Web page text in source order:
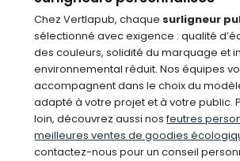
Chez Vertlapub, chaque surligneur
sélectionné avec exigence : qualité
des couleurs, solidité du marquage et
environnemental réduit. Nos équipes
accompagnent dans le choix du
adapté à votre projet et à votre public.
loin, découvrez aussi nosfeutres
meilleures ventes de goodies
contactez-nous pour un conseil